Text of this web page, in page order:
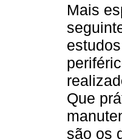
Mais
Que
são os